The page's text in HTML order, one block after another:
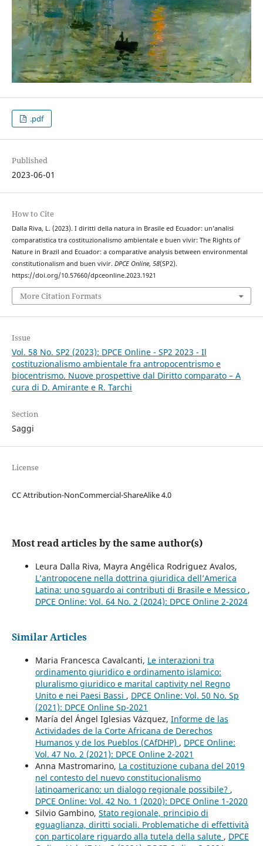
.pdf
Published
2023-06-01
How to Cite
Dalla Riva, L. (2023). I diritti della natura in Brasile ed Ecuador: un’analisi
comparatistica tra costituzionalismo ambientale e buen vivir: The Rights of
Nature in Brazil and Ecuador: a comparative analysis between environmental
constitutionalism and buen vivir. DPCE Online, 58(SP2).
https://doi.org/10.57660/dpceonline.2023.1921
More Citation Formats
Issue
Vol. 58 No. SP2 (2023): DPCE Online - SP2 2023 - Il
costituzionalismo ambientale fra antropocentrismo e
biocentrismo. Nuove prospettive dal Diritto comparato – A
cura di D. Amirante e R. Tarchi
Section
Saggi
License
CC Attribution-NonCommercial-ShareAlike 4.0
Most read articles by the same author(s)
Leura Dalla Riva, Mayra Angélica Rodriguez Avalos,
L’antropocene nella dottrina giuridica dell’America
Latina: uno sguardo ai contributi di Brasile e Messico ,
DPCE Online: Vol. 64 No. 2 (2024): DPCE Online 2-2024
Similar Articles
Maria Francesca Cavalcanti, Le interazioni tra
ordinamento giuridico e ordinamento islamico:
pluralismo giuridico e marital captivity nel Regno
Unito e nei Paesi Bassi , DPCE Online: Vol. 50 No. Sp
(2021): DPCE Online Sp-2021
María del Ángel Iglesias Vázquez, Informe de las
Actividades de la Corte Africana de Derechos
Humanos y de los Pueblos (CAfDHP) , DPCE Online:
Vol. 47 No. 2 (2021): DPCE Online 2-2021
Anna Mastromarino, La costituzione cubana del 2019
nel contesto del nuevo constitucionalismo
latinoamericano: un dialogo regionale possibile? ,
DPCE Online: Vol. 42 No. 1 (2020): DPCE Online 1-2020
Silvio Gambino, Stato regionale, principio di
eguaglianza, diritti sociali. Problematiche di effettività
con particolare riguardo alla tutela della salute , DPCE